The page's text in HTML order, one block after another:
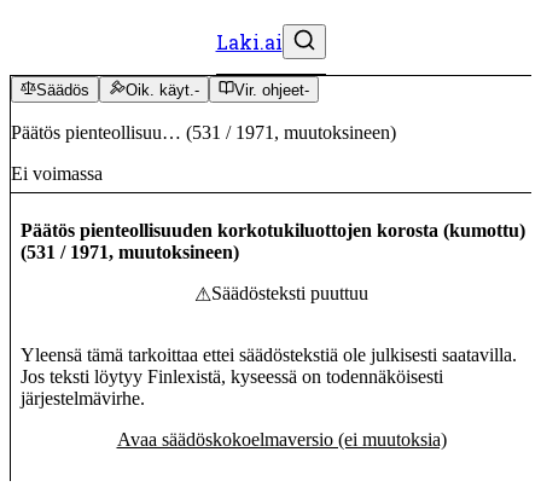
Laki.ai
Säädös Oik. käyt.- Vir. ohjeet-
Päätös pienteollisuu… (531 / 1971 , muutoksineen)
Ei voimassa
Päätös pienteollisuuden korkotukiluottojen korosta (kumottu)
(531 / 1971, muutoksineen)
⚠Säädösteksti puuttuu
Yleensä tämä tarkoittaa ettei säädöstekstiä ole julkisesti saatavilla.
Jos teksti löytyy Finlexistä, kyseessä on todennäköisesti
järjestelmävirhe.
Avaa säädöskokoelmaversio (ei muutoksia)